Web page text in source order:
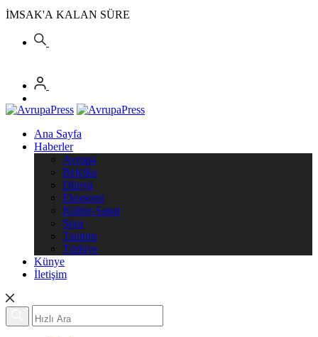
İMSAK'A KALAN SÜRE
Ana Sayfa
Haberler
Avrupa
Belçika
Dünya
Ekonomi
Kültür-Sanat
Spor
Tanıtım
Türkiye
Künye
İletişim